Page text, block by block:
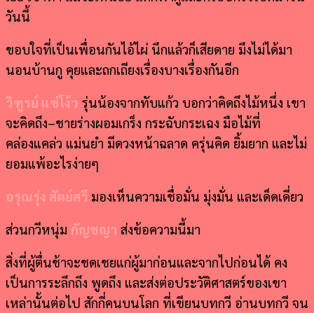
วันนี้
ขอบใจที่เป็นเพื่อนกันไอ้ไผ่ นึกแล้วก็เสียดาย มึงไม่ได้มา
นอนบ้านกู คุยและถกเถียงเรื่องบางเรื่องกันอีก
วิฑูรย์ แซ่โง้ว รุ่นน้องจากทับแก้ว บอกว่าคิดถึงไม้หนึ่ง เขา
จะคิดถึง–ชายร่างผอมเกร็ง กระฉับกระเฉง มือไม้ที่
คล่องแคล่ว แม่นยำ มีดวงหน้าฉลาด ครุ่นคิด ยิ้มยาก และไม่
ยอมแพ้อะไรง่ายๆ
อรุณรุ่ง สัตย์สวี มองเห็นความเชื่อมั่น มุ่งมั่น และเด็ดเดี่ยว
ส่วนกวีหนุ่ม กัญชญา ส่งข้อความนี้มา
สิ่งที่ผู้ตื่นช้าจะชดเชยแก่ผู้มาก่อนและจากไปก่อนได้ คง
เป็นการระลึกถึง พูดถึง และส่งต่อประวัติศาสตร์ของเขา
เหล่านั้นต่อไป สักกี่คนบนโลก ที่เขียนบทกวี อ่านบทกวี จน